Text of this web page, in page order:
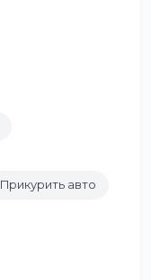
Прикурить авто